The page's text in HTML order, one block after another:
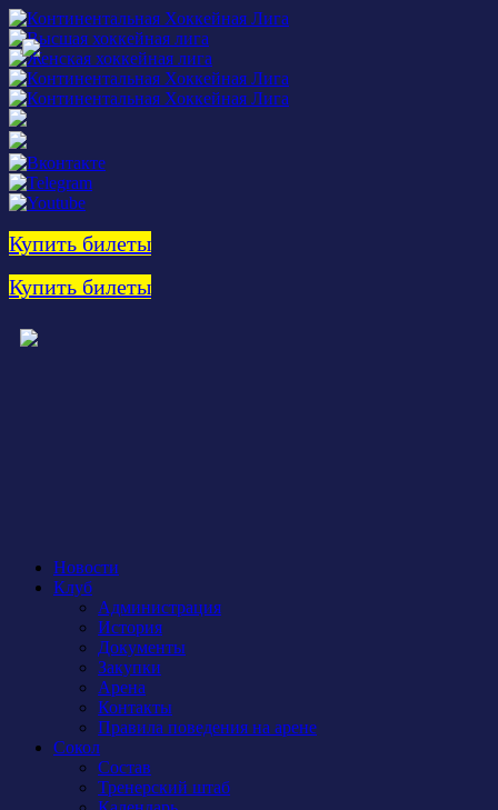
Купить билеты
Купить билеты
Новости
Клуб
Администрация
История
Документы
Закупки
Арена
Контакты
Правила поведения на арене
Сокол
Состав
Тренерский штаб